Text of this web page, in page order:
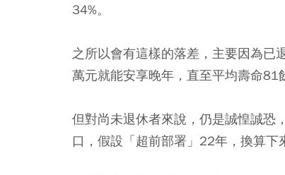
34%。
之所以會有這樣的落差，主要因為
萬元就能安享晚年，直至平均壽命81
但對尚未退休者來說，仍是誠惶誠恐
口，假設「超前部署」22年，換算下